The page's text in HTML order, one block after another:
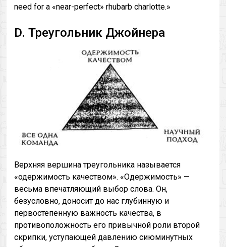
need for a «near-perfect» rhubarb charlotte.»
D. Треугольник Джойнера
Верхняя вершина треугольника называется
«одержимость качеством». «Одержимость» —
весьма впечатляющий выбор слова. Он,
безусловно, доносит до нас глубинную и
первостепенную важность качества, в
противоположность его привычной роли второй
скрипки, уступающей давлению сиюминутных